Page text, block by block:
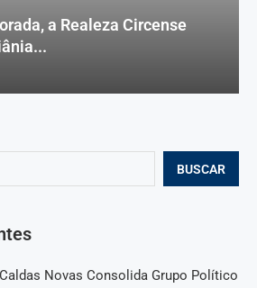
BUSCAR
Novas Consolida Grupo Político
a Realeza Circense